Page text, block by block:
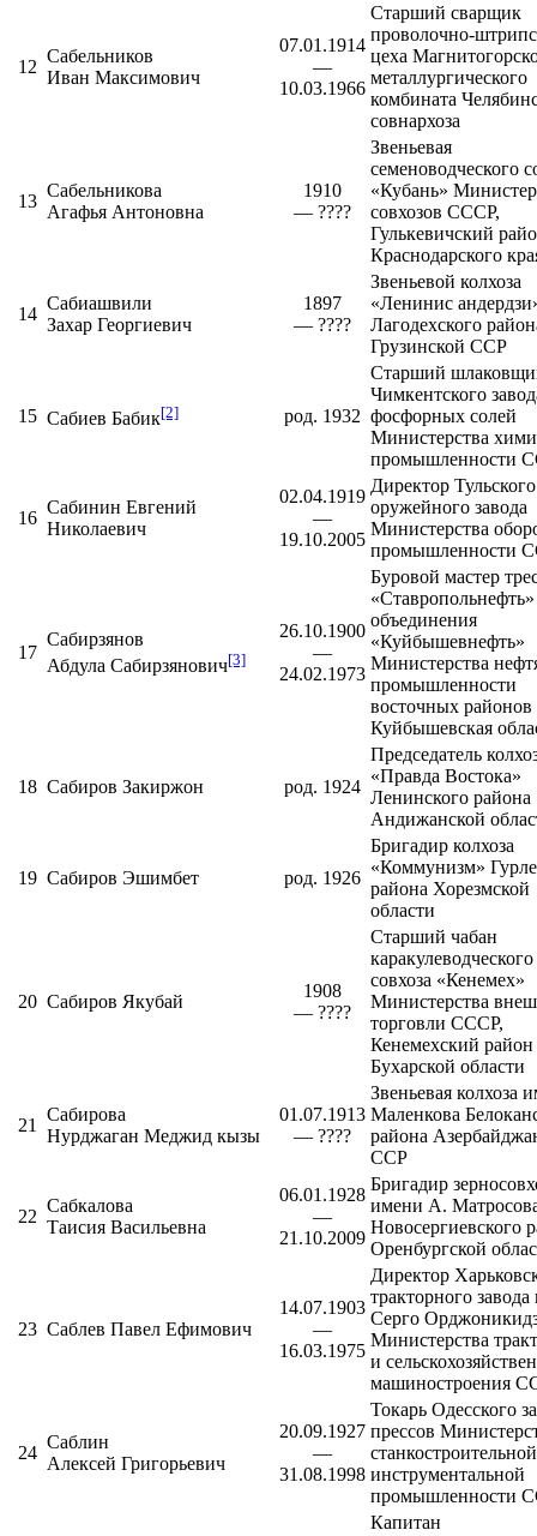
12
Сабельников
Иван Максимович
07.01.1914
—
10.03.1966
Старший сварщик
проволочно-
цеха
металлургического
комбината
совнархоза
13
Сабельникова
Агафья Антоновна
1910
— ????
Звеньевая
семеноводческого
«Кубань»
совхозов СССР,
Гулькевичский
Краснодарского
14
Сабиашвили
Захар Георгиевич
1897
— ????
Звеньевой колхоза
«Ленинис
Лагодехского
Грузинской ССР
15 Сабиев Бабик[2] род. 1932
Старший
Чимкентского
фосфорных солей
Министерства
промышленности
16
Сабинин Евгений
Николаевич
02.04.1919
—
19.10.2005
Директор Тульского
оружейного завода
Министерства
промышленности
17
Сабирзянов
Абдула Сабирзянович[3]
26.10.1900
—
24.02.1973
Буровой мастер
«Ставропольнефть»
объединения
«Куйбышевнефть»
Министерства
промышленности
восточных
Куйбышевская
18 Сабиров Закиржон род. 1924
Председатель
«Правда Востока»
Ленинского района
Андижанской
19 Сабиров Эшимбет род. 1926
Бригадир колхоза
«Коммунизм»
района Хорезмской
области
20 Сабиров Якубай
1908
— ????
Старший чабан
каракулеводческого
совхоза «Кенемех»
Министерства
торговли СССР,
Кенемехский район
Бухарской области
21
Сабирова
Нурджаган Меджид кызы
01.07.1913
— ????
Звеньевая колхоза
Маленкова
района
ССР
22
Сабкалова
Таисия Васильевна
06.01.1928
—
21.10.2009
Бригадир
имени А.
Новосергиевского
Оренбургской
23 Саблев Павел Ефимович
14.07.1903
—
16.03.1975
Директор
тракторного
Серго
Министерства
и
машиностроения
24
Саблин
Алексей Григорьевич
20.09.1927
—
31.08.1998
Токарь Одесского
прессов
инструментальной
промышленности
Капитан